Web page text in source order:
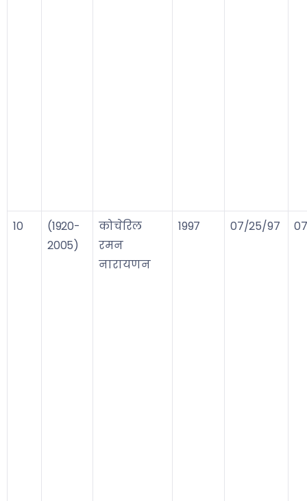
10
(1920-
2005)
कोचेरिल
रमन
नारायणन
1997 07/25/97